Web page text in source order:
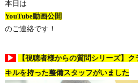
本日は
YouTube動画公開
のご連絡です！
▶
【視聴者様からの質問シリーズ】
キルを持った整備スタッフがいました